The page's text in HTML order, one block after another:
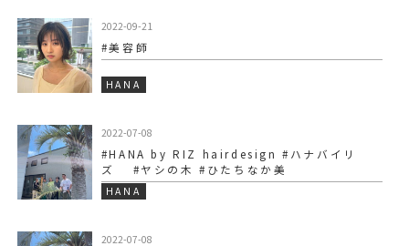
2022-09-21
#美容師
HANA
2022-07-08
#HANA by RIZ hairdesign #ハナバイリ
ズ #ヤシの木 #ひたちなか美
HANA
2022-07-08